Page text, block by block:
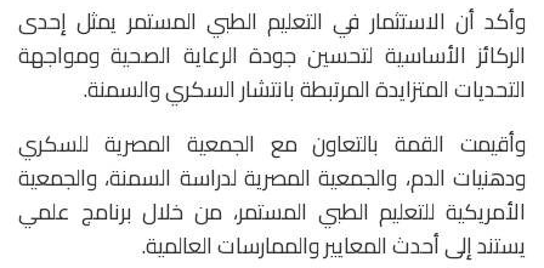
وأكد أن الاستثمار في التعليم الطبي المستمر يمثل إحدى
الركائز الأساسية لتحسين جودة الرعاية الصحية ومواجهة
التحديات المتزايدة المرتبطة بانتشار السكري والسمنة.
وأقيمت القمة بالتعاون مع الجمعية المصرية للسكري
ودهنيات الدم، والجمعية المصرية لدراسة السمنة، والجمعية
الأمريكية للتعليم الطبي المستمر، من خلال برنامج علمي
يستند إلى أحدث المعايير والممارسات العالمية.